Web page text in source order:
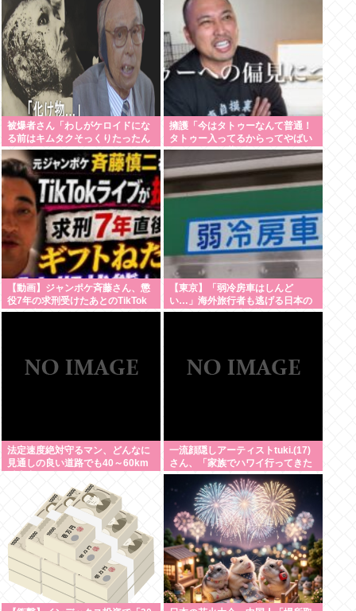
被爆者さん「わしがケロイドにな
る前はキムタクそっくりたったん
じゃ」ハードなギャグをかます
擁護「今はタトゥーなんて普通！
タトゥー入ってるからってやばい
人なんてのは昔の話！！」
【動画】ジャンポケ斉藤さん、懲
役7年の求刑受けたあとのTikTok
ライブ配信がヤバすぎると話題に
【東京】「弱冷房車はしんど
い…」海外旅行者も逃げる日本の
猛暑、だけど冷房意識は20年前の
法定速度絶対守るマン、どんなに
見通しの良い道路でも40～60km
一流顔隠しアーティストtuki.(17)
さん、「家族でハワイ行ってきた
w」 自己顕示欲がどんどん抑えら
れなくなる